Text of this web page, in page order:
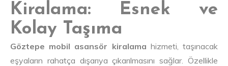
Kiralama: Esnek ve
Kolay Taşıma
Göztepe mobil asansör kiralama hizmeti, taşınacak
eşyaların rahatça dışarıya çıkarılmasını sağlar. Özellikle